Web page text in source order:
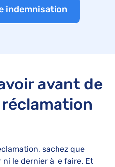
indemnisation
avant de
sachez que
le dernier à le faire. Et